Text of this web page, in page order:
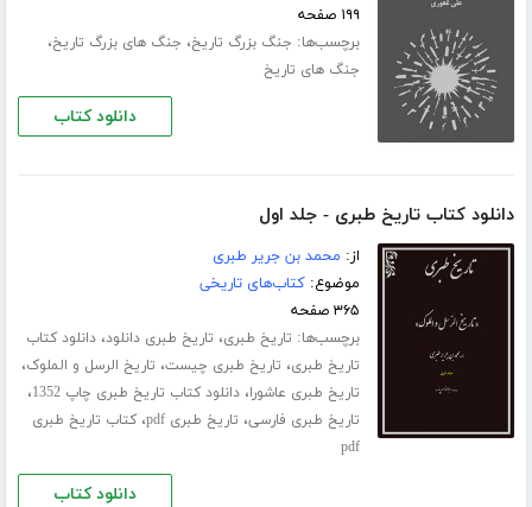
۱۹۹ صفحه
برچسب‌ها: جنگ بزرگ تاریخ، جنگ های بزرگ تاریخ،
جنگ های تاریخ
دانلود کتاب
دانلود کتاب تاریخ طبری - جلد اول
از: محمد بن جریر طبری
موضوع:کتاب‌های تاریخی
۳۶۵ صفحه
برچسب‌ها: تاریخ طبری، تاریخ طبری دانلود،دانلود کتاب
تاریخ طبری، تاریخ طبری چیست، تاریخ الرسل و الملوک،
تاریخ طبری عاشورا،دانلود کتاب تاریخ طبری چاپ 1352 ،
تاریخ طبری فارسی، تاریخ طبری pdf ،کتاب تاریخ طبری
pdf
دانلود کتاب